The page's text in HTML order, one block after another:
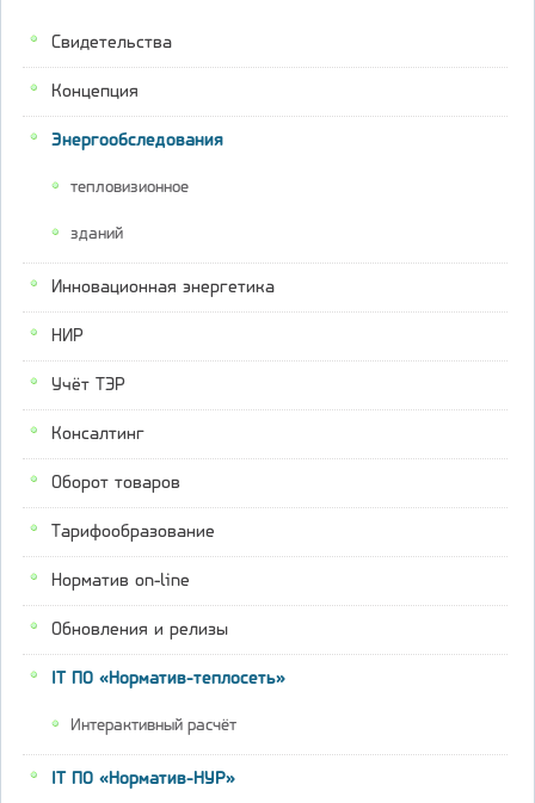
Свидетельства
Концепция
Энергообследования
тепловизионное
зданий
Инновационная энергетика
НИР
Учёт ТЭР
Консалтинг
Оборот товаров
Тарифообразование
Норматив on-line
Обновления и релизы
IT ПО «Норматив-теплосеть»
Интерактивный расчёт
IT ПО «Норматив-НУР»